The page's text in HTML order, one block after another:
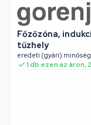
Főzőzóna,
tűzhely
eredeti (gyári) minőség
1 db ezen az